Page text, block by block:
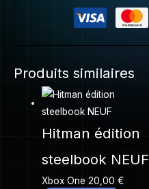
Produits similaires
Hitman édition
steelbook NEUF
Xbox One20,00€